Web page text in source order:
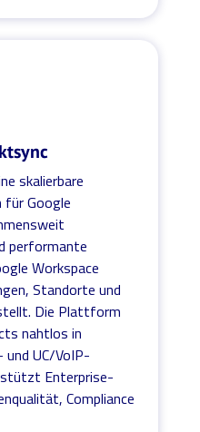
skalierbare
Google
performante
Workspace
Standorte und
Die Plattform
nahtlos in
und UC/VoIP-
Enterprise-
Compliance